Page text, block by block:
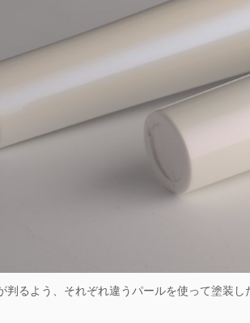
判るよう、それぞれ違うパールを使って塗装